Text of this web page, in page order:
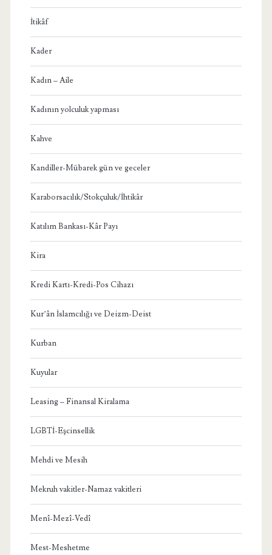
İtikâf
Kader
Kadın – Aile
Kadının yolculuk yapması
Kahve
Kandiller-Mübarek gün ve geceler
Karaborsacılık/Stokçuluk/İhtikâr
Katılım Bankası-Kâr Payı
Kira
Kredi Kartı-Kredi-Pos Cihazı
Kur’ân İslamcılığı ve Deizm-Deist
Kurban
Kuyular
Leasing – Finansal Kiralama
LGBTİ-Eşcinsellik
Mehdi ve Mesih
Mekruh vakitler-Namaz vakitleri
Menî-Mezî-Vedî
Mest-Meshetme